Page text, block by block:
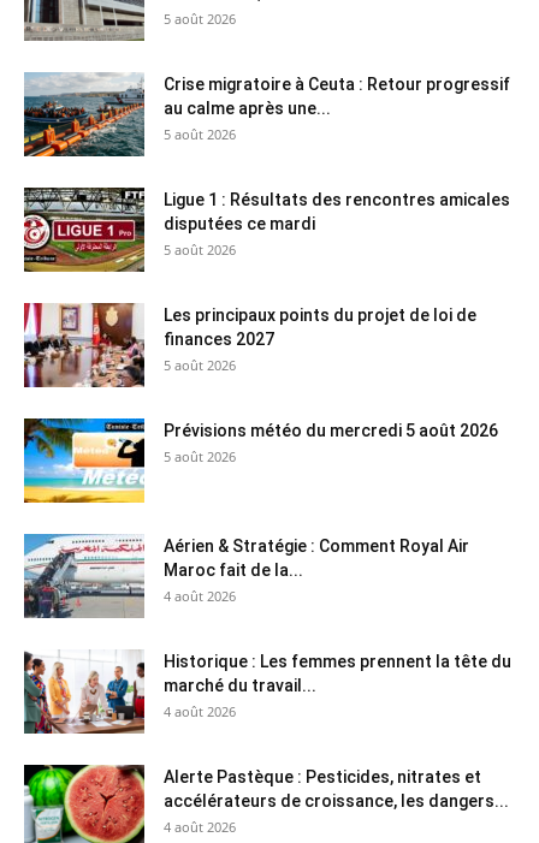
5 août 2026
Crise migratoire à Ceuta : Retour progressif
au calme après une...
5 août 2026
Ligue 1 : Résultats des rencontres amicales
disputées ce mardi
5 août 2026
Les principaux points du projet de loi de
finances 2027
5 août 2026
Prévisions météo du mercredi 5 août 2026
5 août 2026
Aérien & Stratégie : Comment Royal Air
Maroc fait de la...
4 août 2026
Historique : Les femmes prennent la tête du
marché du travail...
4 août 2026
Alerte Pastèque : Pesticides, nitrates et
accélérateurs de croissance, les dangers...
4 août 2026